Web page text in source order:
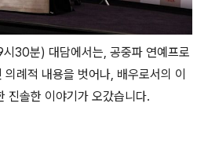
30분) 대담에서는, 공중파 연예프로
례적 내용을 벗어나, 배우로서의 이
진솔한 이야기가 오갔습니다.